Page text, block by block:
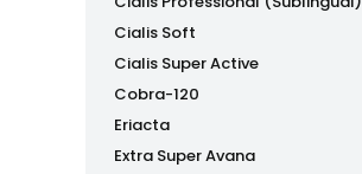
Cialis Soft
Cialis Super Active
Cobra-120
Eriacta
Extra Super Avana